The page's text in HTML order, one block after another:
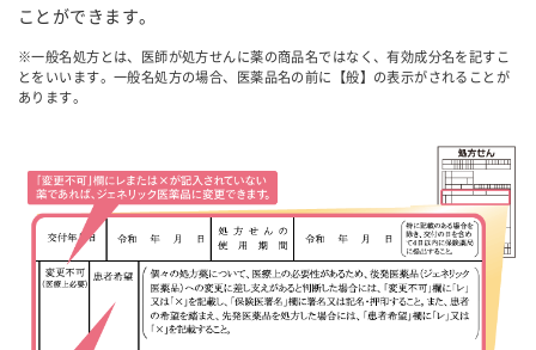
ことができます。
※一般名処方とは、医師が処方せんに薬の商品名ではなく、有効成分名を記すこ
とをいいます。一般名処方の場合、医薬品名の前に【般】の表示がされることが
あります。